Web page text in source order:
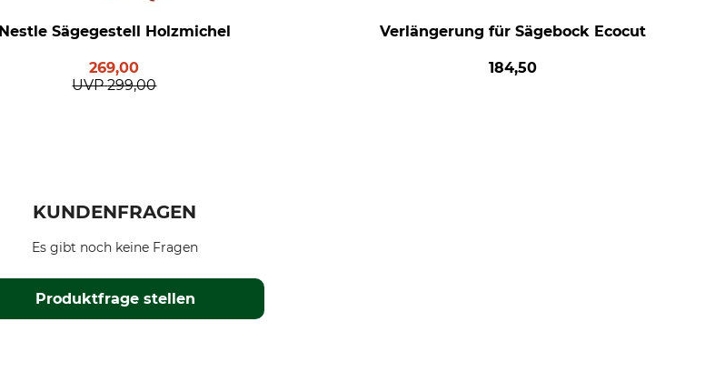
Nestle Sägegestell Holzmichel
269,00
UVP 299,00
Verlängerung für Sägebock Ecocut
184,50
KUNDENFRAGEN
Produktfrage stellen
Es gibt noch keine Fragen